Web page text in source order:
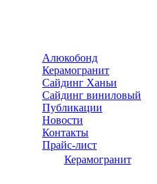
Алюкобонд
Керамогранит
Сайдинг Ханьи
Сайдинг виниловый
Публикации
Новости
Контакты
Прайс-лист
Керамогранит